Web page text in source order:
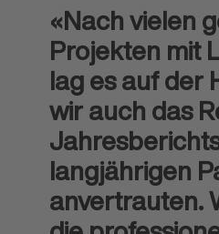
«Nach vielen
Projekten mit
lag es auf der
wir auch das
langjährigen
anvertrauten.